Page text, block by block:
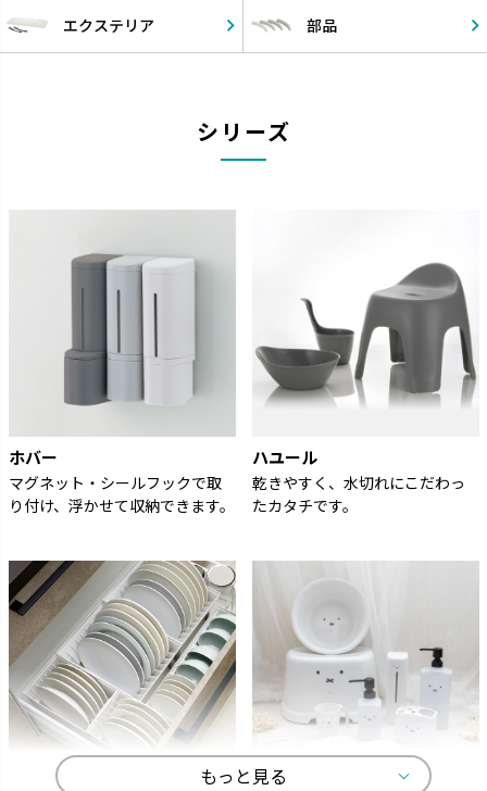
エクステリア 部品
シリーズ
ホバー
マグネット・シールフックで取
り付け、浮かせて収納できます。
ハユール
乾きやすく、水切れにこだわっ
たカタチです。
もっと見る